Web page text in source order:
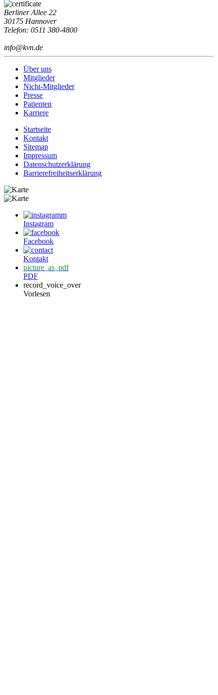
Berliner Allee 22
30175 Hannover
Telefon: 0511 380-4800
info@kvn.de
Über uns
Mitglieder
Nicht-Mitglieder
Presse
Patienten
Karriere
Startseite
Kontakt
Sitemap
Impressum
Datenschutzerklärung
Barrierefreiheitserklärung
Instagram
Facebook
Kontakt
picture_as_pdf
PDF
record_voice_over
Vorlesen